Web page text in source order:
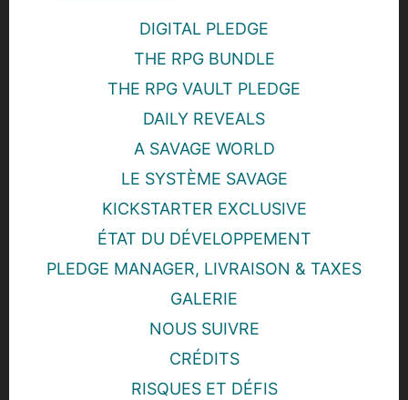
DIGITAL PLEDGE
THE RPG BUNDLE
THE RPG VAULT PLEDGE
DAILY REVEALS
A SAVAGE WORLD
LE SYSTÈME SAVAGE
KICKSTARTER EXCLUSIVE
ÉTAT DU DÉVELOPPEMENT
PLEDGE MANAGER, LIVRAISON & TAXES
GALERIE
NOUS SUIVRE
CRÉDITS
RISQUES ET DÉFIS